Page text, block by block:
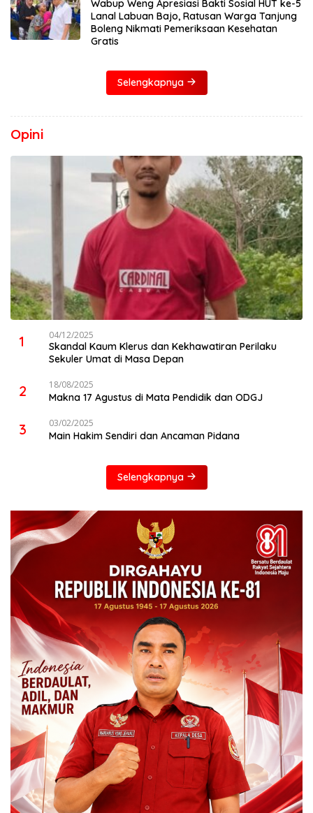
Wabup Weng Apresiasi Bakti Sosial HUT ke-5
Lanal Labuan Bajo, Ratusan Warga Tanjung
Boleng Nikmati Pemeriksaan Kesehatan
Gratis
Selengkapnya
Opini
1 04/12/2025
Skandal Kaum Klerus dan Kekhawatiran Perilaku
Sekuler Umat di Masa Depan
2 18/08/2025
Makna 17 Agustus di Mata Pendidik dan ODGJ
3 03/02/2025
Main Hakim Sendiri dan Ancaman Pidana
Selengkapnya